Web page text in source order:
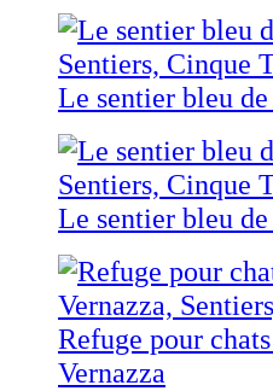
Le sentier bleu
Le sentier bleu
Refuge pour
Vernazza